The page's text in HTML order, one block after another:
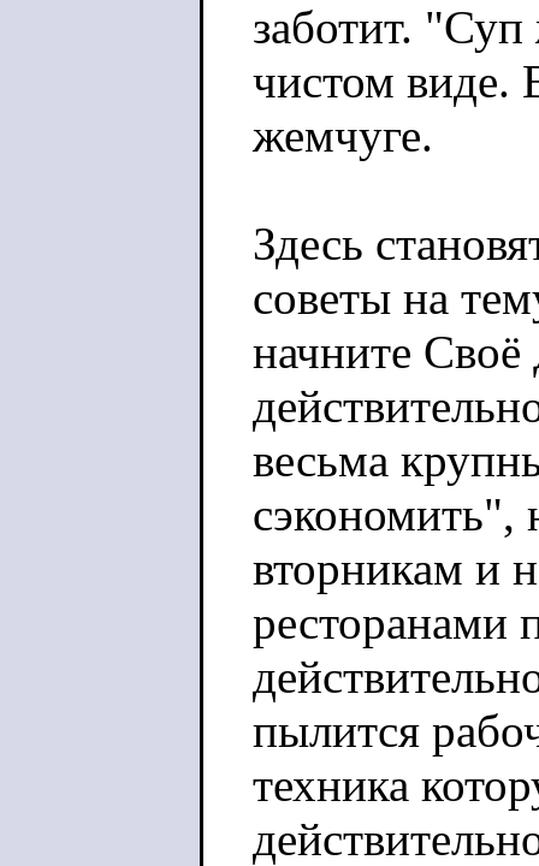
заботит.
чистом виде.
жемчуге.
Здесь
советы на
начните
весьма
сэкономить",
вторникам и
ресторанами
пылится
техника